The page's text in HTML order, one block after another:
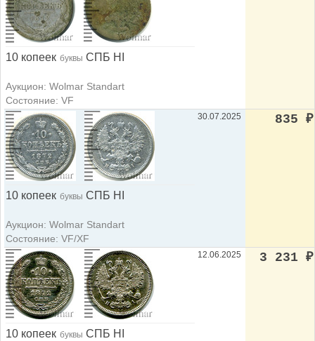
10 копеек буквы СПБ НI
Аукцион: Wolmar Standart
Состояние: VF
10 копеек буквы СПБ НI
Аукцион: Wolmar Standart
Состояние: VF/XF
30.07.2025 835 ₽
10 копеек буквы СПБ НI
12.06.2025 3 231 ₽